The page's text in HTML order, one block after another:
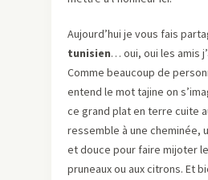
Aujourd’hui je vous fais
tunisien… oui, oui les amis
Comme beaucoup de
entend le mot tajine on
ce grand plat en terre cuite
ressemble à une cheminée,
et douce pour faire mijoter
pruneaux ou aux citrons. Et